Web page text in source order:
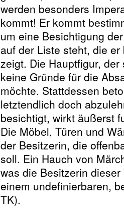
werden besonders
kommt! Er kommt
um eine Besichtigung
auf der Liste steht, die
zeigt. Die Hauptfigur, der
keine Gründe für die
möchte. Stattdessen
letztendlich doch
besichtigt, wirkt äußerst
Die Möbel, Türen und
der Besitzerin, die
soll. Ein Hauch von
was die Besitzerin
einem undefinierbaren,
TK).